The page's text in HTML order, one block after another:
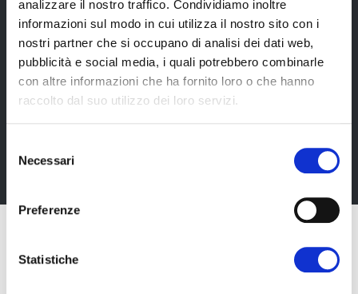
analizzare il nostro traffico. Condividiamo inoltre
informazioni sul modo in cui utilizza il nostro sito con i
nostri partner che si occupano di analisi dei dati web,
pubblicità e social media, i quali potrebbero combinarle
con altre informazioni che ha fornito loro o che hanno
raccolto dal suo utilizzo dei loro servizi.
delNecessari
Preferenze
Statistiche
Newsletter
Rimani sempre aggiornata*o sui nostri eventi, ricevi
informazioni utili in anteprima! Naturalmente senza
Iscriviti alla Newsletter